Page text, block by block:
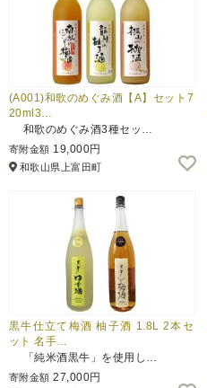
(A001)和歌のめぐみ酒【A】セット7
20ml3…
和歌のめぐみ酒3種セッ…
寄附金額 19,000円
和歌山県上富田町
黒牛仕立て梅酒 柚子酒 1.8L 2本セ
ット 名手…
「純米酒黒牛」を使用し…
寄附金額 27,000円